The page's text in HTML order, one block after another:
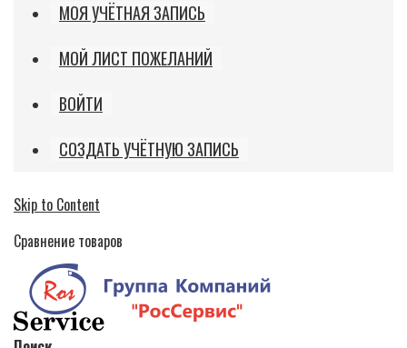
МОЯ УЧЁТНАЯ ЗАПИСЬ
МОЙ ЛИСТ ПОЖЕЛАНИЙ
ВОЙТИ
СОЗДАТЬ УЧЁТНУЮ ЗАПИСЬ
Skip to Content
Сравнение товаров